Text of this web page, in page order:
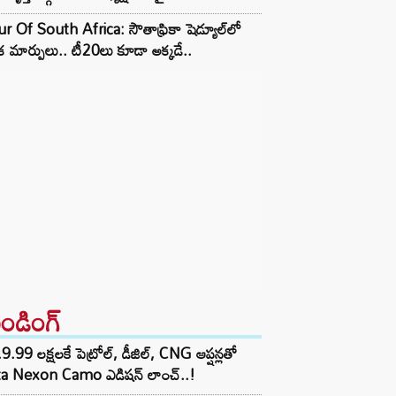
Of South Africa: సౌతాఫ్రికా షెడ్యూల్‌లో
మార్పులు.. టీ20లు కూడా అక్కడే..
లక్షలకే పెట్రోల్, డీజిల్, CNG ఆప్షన్లతో
Nexon Camo ఎడిషన్ లాంచ్..!